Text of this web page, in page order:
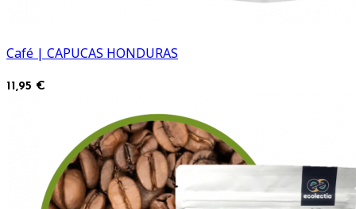
Café | CAPUCAS HONDURAS
11,95 €